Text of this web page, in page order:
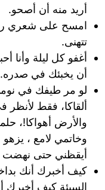
أريد منه أن أصحو.
امسح على شعري
تتهنى.
أغفو كل ليلة وأنا
أن يخبئك في صدره.
لو مر طيفك في
ألقاكا، فقط لأنظر
والأرض أهواكا!،
وخاتمي لامع ، يزهو
أيقظني حتى نهضت
كيف أخبرك أنك
السيئة كيف أخبرك